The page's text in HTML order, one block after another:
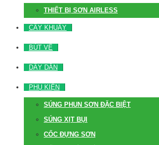
THIẾT BỊ SƠN AIRLESS
CÂY KHUẤY
BÚT VẼ
DÂY DẪN
PHỤ KIỆN
SÚNG PHUN SƠN ĐẶC BIỆT
SÚNG XỊT BỤI
CỐC ĐỰNG SƠN